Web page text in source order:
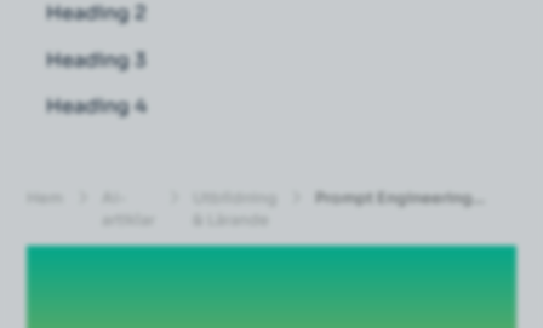
Heading 2
Heading 3
Heading 4
Prompt Engineering
"AI-språk" som ett proffs
Prompt Engineering